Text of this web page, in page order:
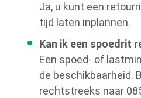
Ja, u kunt een
tijd laten inplannen.
Kan ik een spoedrit
Een spoed- of
de beschikbaarheid.
rechtstreeks naar